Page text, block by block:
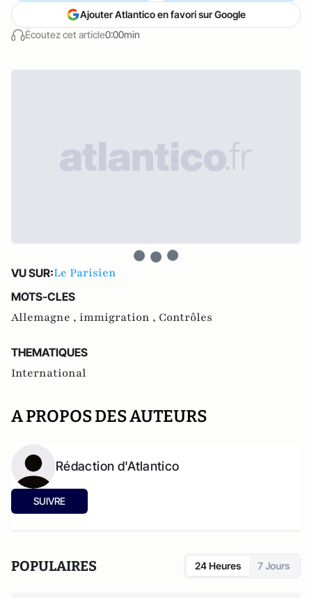
Écoutez cet article0:00min
Ajouter Atlantico en favori sur Google
VU SUR:Le Parisien
MOTS-CLES
Allemagne , immigration , Contrôles
THEMATIQUES
International
A PROPOS DES AUTEURS
Rédaction d'Atlantico
SUIVRE
POPULAIRES 24 Heures 7 Jours